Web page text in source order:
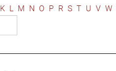
K L M N O P R S T U V W